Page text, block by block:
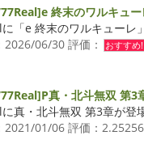
終末のワルキュー
「e 終末のワルキューレ
2026/06/30 評価：
おすすめ!
真・北斗無双 第3
真・北斗無双 第3章が登場
2021/01/06 評価：